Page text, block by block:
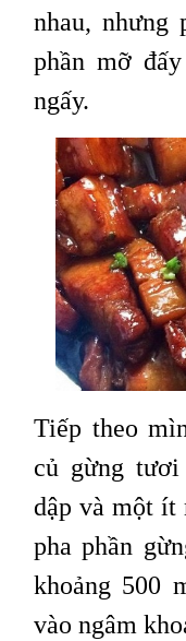
nhau, nhưng
phần mỡ
ngấy.
Tiếp theo
củ gừng
dập và một ít
pha phần
khoảng 500
vào ngâm